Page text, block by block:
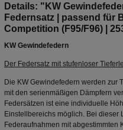
Details: "KW
Federnsatz | passend für
Competition (F95/F96) |
KW Gewindefedern
Der Federsatz mit stufenloser
Die KW Gewindefedern werden zur
mit den serienmäßigen Dämpfern
Federsätzen ist eine individuelle
Einstellbereichs möglich. Bei dieser
Federaufnahmen mit abgestimmten